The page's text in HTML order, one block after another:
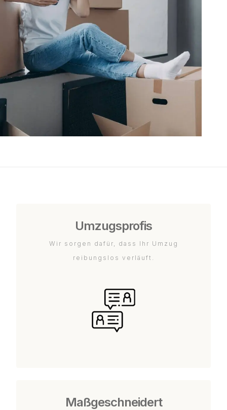
Umzugsprofis
Wir sorgen dafür, dass Ihr Umzug
reibungslos verläuft.
Maßgeschneidert